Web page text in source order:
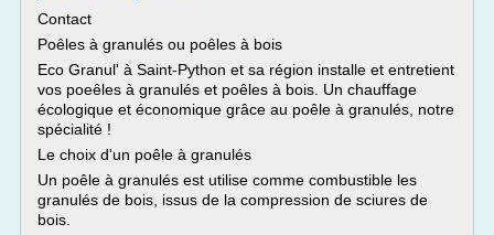
Contact
Poêles à granulés ou poêles à bois
Eco Granul' à Saint-Python et sa région installe et entretient
vos poeêles à granulés et poêles à bois. Un chauffage
écologique et économique grâce au poêle à granulés, notre
spécialité !
Le choix d'un poêle à granulés
Un poêle à granulés est utilise comme combustible les
granulés de bois, issus de la compression de sciures de
bois.